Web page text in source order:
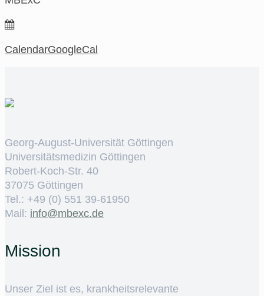
CalendarGoogleCal
Georg-August-Universität Göttingen
Universitätsmedizin Göttingen
Robert-Koch-Str. 40
37075 Göttingen
Tel.: +49 (0) 551 39-61950
Mail: ed.cxebm@ofni
Mission
Unser Ziel ist es, krankheitsrelevante